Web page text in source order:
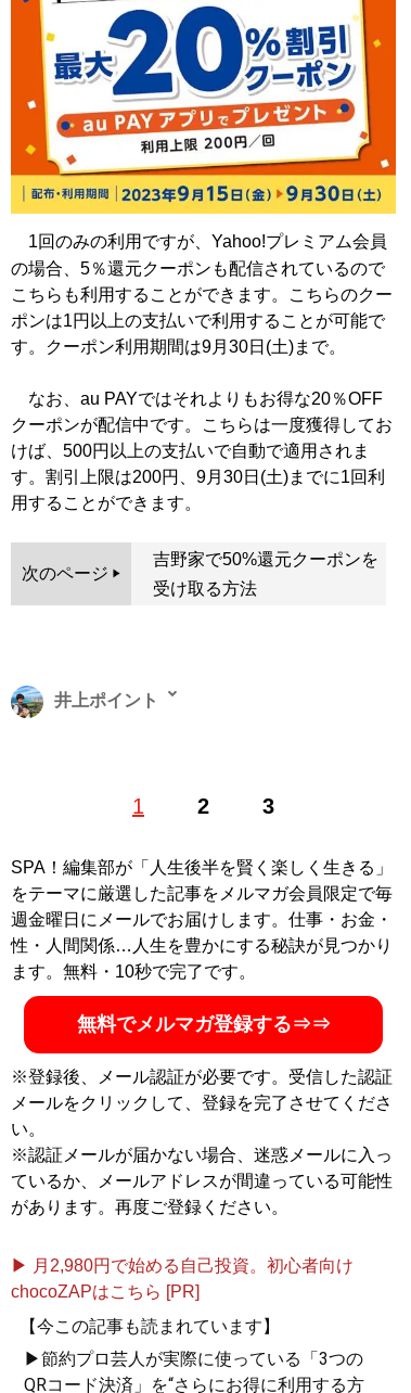
1回のみの利用ですが、Yahoo!プレミアム会員
の場合、5％還元クーポンも配信されているので
こちらも利用することができます。こちらのクー
ポンは1円以上の支払いで利用することが可能で
す。クーポン利用期間は9月30日(土)まで。
なお、au PAYではそれよりもお得な20％OFF
クーポンが配信中です。こちらは一度獲得してお
けば、500円以上の支払いで自動で適用されま
す。割引上限は200円、9月30日(土)までに1回利
用することができます。
次のページ
吉野家で50%還元クーポンを
受け取る方法
1 2 3
井上ポイント
節約好きで、ポイントやキャンペーン情報に精通するお
倍楽しめる！』。ブログ「いの得ブログ」、ユーチュー
ブ「いの得ちゃんねる
」にて日々、お得情報を配信中
（Twitterアカウント:
@InoueJuniti ）
『お得生活！ お金がな
くても人生100倍楽しめ
節約こそ最高のエンター
記事一覧へ
SPA！編集部が「人生後半を賢く楽しく生きる」
をテーマに厳選した記事をメルマガ会員限定で毎
週金曜日にメールでお届けします。仕事・お金・
性・人間関係…人生を豊かにする秘訣が見つかり
ます。無料・10秒で完了です。
無料でメルマガ登録する⇒⇒
※登録後、メール認証が必要です。受信した認証
メールをクリックして、登録を完了させてくださ
い。
※認証メールが届かない場合、迷惑メールに入っ
ているか、メールアドレスが間違っている可能性
があります。再度ご登録ください。
▶ 月2,980円で始める自己投資。初心者向け
chocoZAPはこちら [PR]
【今この記事も読まれています】
▶節約プロ芸人が実際に使っている「3つの
QRコード決済」を“さらにお得に利用する方